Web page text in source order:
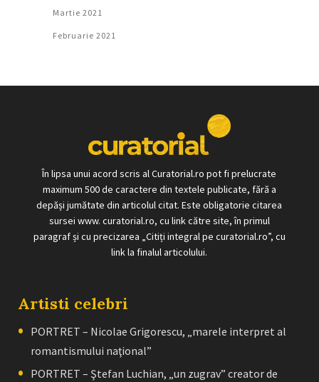
Martie 2021
Februarie 2021
În lipsa unui acord scris al Curatorial.ro pot fi prelucrate
maximum 500 de caractere din textele publicate, fără a
depăși jumătate din articolul citat. Este obligatorie citarea
sursei www. curatorial.ro, cu link către site, în primul
paragraf și cu precizarea „Citiți integral pe curatorial.ro”, cu
link la finalul articolului.
Artisti celebri
PORTRET – Nicolae Grigorescu, „marele interpret al
romantismului naţional”
PORTRET – Ştefan Luchian, „un zugrav” creator de